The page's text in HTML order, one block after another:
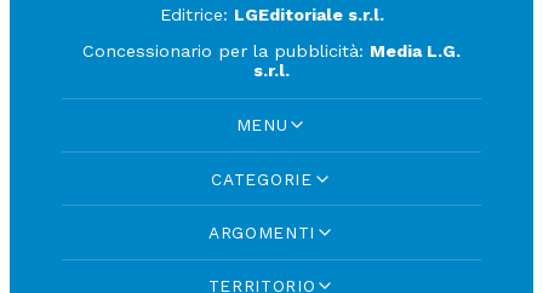
Editrice: LGEditoriale s.r.l.
Concessionario per la pubblicità: Media L.G.
s.r.l.
MENU
CATEGORIE
ARGOMENTI
TERRITORIO